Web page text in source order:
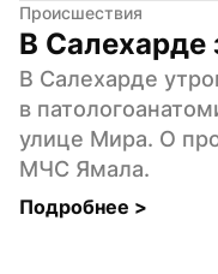
Происшествия
В Салехарде
В Салехарде
в
улице Мира. О
МЧС Ямала.
Подробнее >